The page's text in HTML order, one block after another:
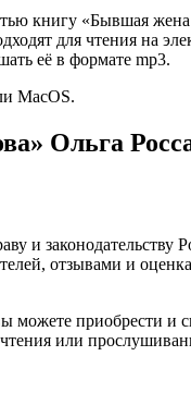
книгу «Бывшая
для чтения на
её в формате mp3.
MacOS.
Ольга
и
отзывами и
можете приобрести и
или